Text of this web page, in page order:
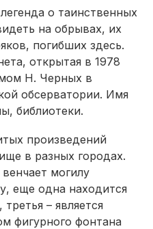
о таинственных
на обрывах, их
погибших здесь.
открытая в 1978
Н. Черных в
обсерватории. Имя
библиотеки.
произведений
в разных городах.
могилу
еще одна находится
– является
фигурного фонтана